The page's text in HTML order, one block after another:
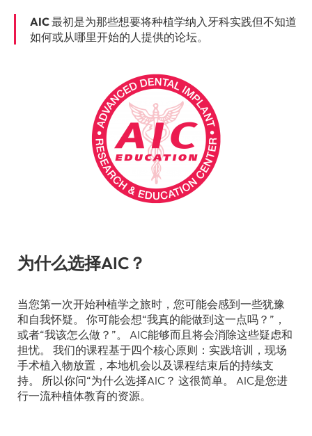
AIC最初是为那些想要将种植学纳入牙科实践但不知道
如何或从哪里开始的人提供的论坛。
为什么选择AIC？
当您第一次开始种植学之旅时，您可能会感到一些犹豫
和自我怀疑。 你可能会想“我真的能做到这一点吗？”，
或者“我该怎么做？”。 AIC能够而且将会消除这些疑虑和
担忧。 我们的课程基于四个核心原则：实践培训，现场
手术植入物放置，本地机会以及课程结束后的持续支
持。 所以你问“为什么选择AIC？ 这很简单。 AIC是您进
行一流种植体教育的资源。